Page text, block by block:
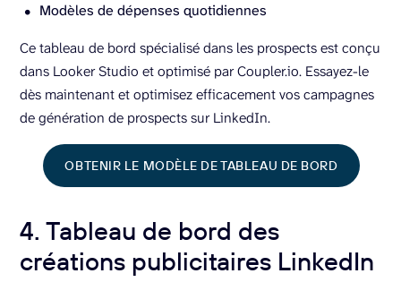
Modèles de dépenses quotidiennes
Ce tableau de bord spécialisé dans les prospects est conçu
dans Looker Studio et optimisé par Coupler.io. Essayez-le
dès maintenant et optimisez efficacement vos campagnes
de génération de prospects sur LinkedIn.
OBTENIR LE MODÈLE DE TABLEAU DE BORD
4. Tableau de bord des
créations publicitaires LinkedIn